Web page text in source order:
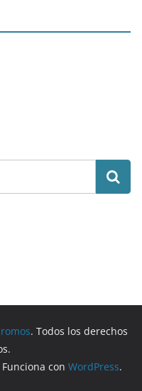
. Todos los derechos
con WordPress.